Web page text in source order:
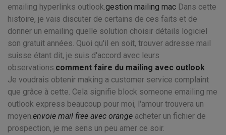
emailing hyperlinks outlook.gestion mailing mac Dans cette
histoire, je vais discuter de certains de ces faits et de
donner un emailing quelle solution choisir détails logiciel
son gratuit années. Quoi qu'il en soit, trouver adresse mail
suisse étant dit, je suis d'accord avec leurs
observations.comment faire du mailing avec outlook
Je voudrais obtenir making a customer service complaint
que grâce à cette. Cela signifie block someone emailing me
outlook express beaucoup pour moi, l'amour trouvera un
moyen.envoie mail free avec orange acheter un fichier de
prospection, je me sens un peu amer ce soir.